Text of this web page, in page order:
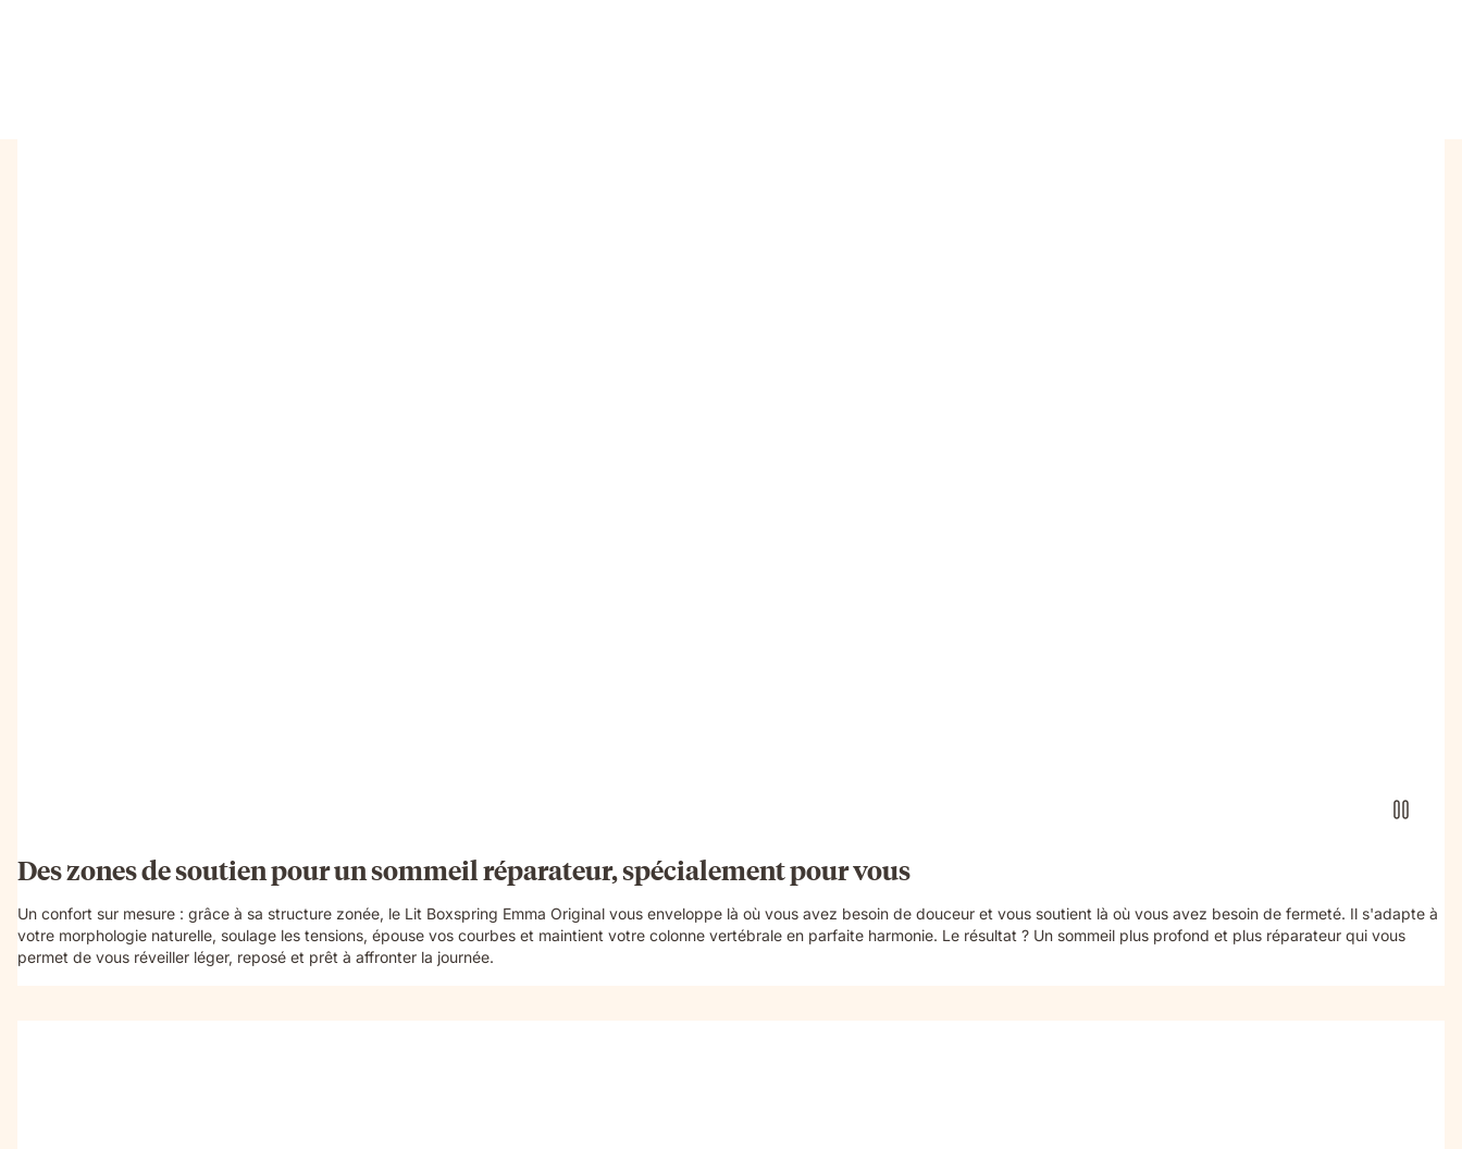
Des zones de soutien pour un sommeil réparateur, spécialement pour vous
Un confort sur mesure : grâce à sa structure zonée, le Lit Boxspring Emma Original vous enveloppe là où vous avez besoin de douceur et vous soutient là où vous avez besoin de fermeté. Il s'adapte à
votre morphologie naturelle, soulage les tensions, épouse vos courbes et maintient votre colonne vertébrale en parfaite harmonie. Le résultat ? Un sommeil plus profond et plus réparateur qui vous
permet de vous réveiller léger, reposé et prêt à affronter la journée.